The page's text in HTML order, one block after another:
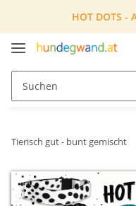
HOT DOTS -
Tierisch gut - bunt gemischt